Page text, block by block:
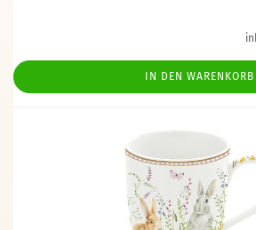
IN DEN WARENKORB